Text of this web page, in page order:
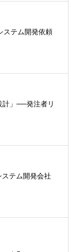
ステム開発依頼
計」──発注者リ
テム開発会社